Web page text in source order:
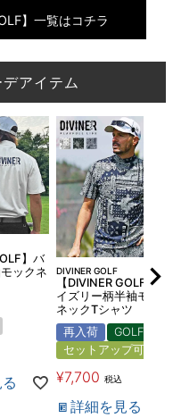
】一覧はコチラ
アイテム
】バ
ックネ
DIVINER GOLF
【DIVINER GOLF】ペ
イズリー柄半袖モック
ネックTシャツ
再入荷
GOLF
セットアップ可
¥7,700 税込
詳細を見る